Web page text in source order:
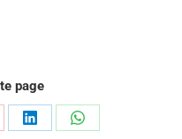
page
PartagerPartager